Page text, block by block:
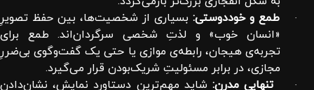
· طمع و خوددوستی: بسیاری از شخصیت‌ها، بین حفظ تصویرِ
«انسان خوب» و لذتِ شخصی سرگردان‌اند. طمع برای
تجربه‌ی هیجان، رابطه‌ی موازی یا حتی یک گفت‌وگوی بی‌ضررِ
مجازی، در برابر مسئولیتِ شریک‌بودن قرار می‌گیرد.
· تنهایی مدرن:شاید مهم‌ترین دستاورد نمایش، نشان‌دادنِ